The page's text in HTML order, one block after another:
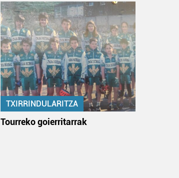
TXIRRINDULARITZA
Tourreko goierritarrak